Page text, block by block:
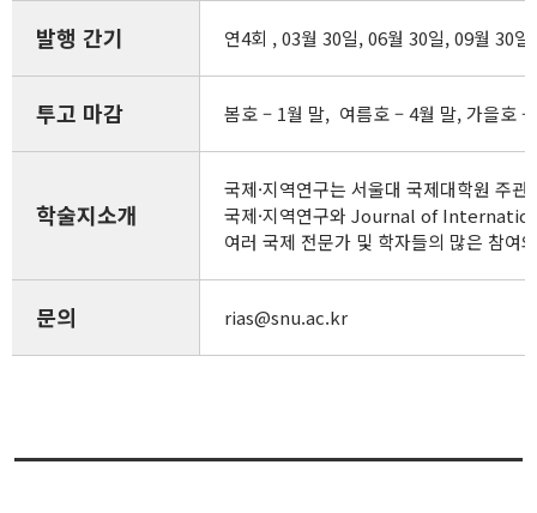
발행 간기 연4회 , 03월 30일, 06월 30일, 09월 30
투고 마감 봄호 – 1월 말, 여름호 – 4월 말, 가을호
학술지소개
국제·지역연구는 서울대 국제대학원 주
국제·지역연구와 Journal of
여러 국제 전문가 및 학자들의 많은 참여
문의 rias@snu.ac.kr